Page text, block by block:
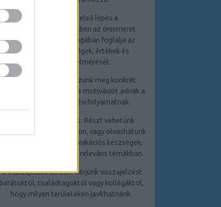
1. Önismeret: Az első lépés a
személyiségfejlesztésben az önismeret
elmélyítése, amely
magában foglalja az
erősségek,
gyengeségek, értékek és
célkitűzések felmérését.
2. Célkitűzés: Határozzunk meg konkrét
célokat, amelyek irányt és motivációt adnak a
személyiségfejlesztési folyamatnak.
3. Folyamatos tanulás: Részt vehetünk
tréningeken, workshopokon, vagy olvashatunk
szakirodalmat a kommunikációs készségek,
stresszkezelés és egyéb releváns témákban.
4. Visszajelzés kérése: Kérjünk visszajelzést
barátoktól, családtagoktól vagy kollégáktól,
hogy milyen területeken javíthatnánk.